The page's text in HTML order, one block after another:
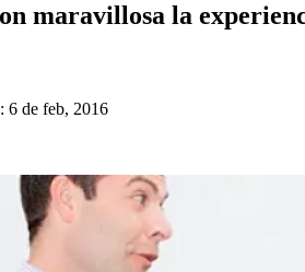
maravillosa la
6 de feb, 2016